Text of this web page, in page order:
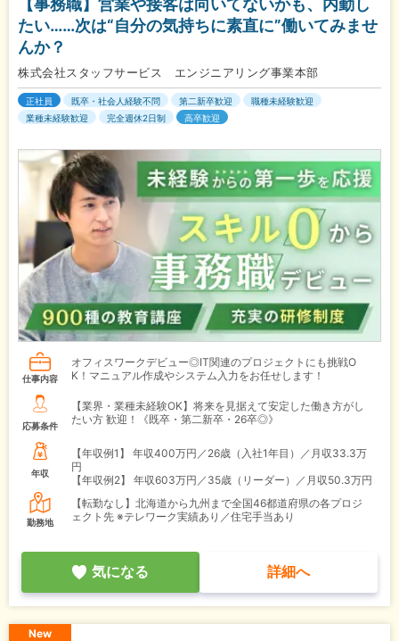
たい……次は“自分の気持ちに素直に”働いてみませ
んか？
株式会社スタッフサービス エンジニアリング事業本部
正社員 既卒・社会人経験不問 第二新卒歓迎
職種未経験歓迎
業種未経験歓迎
完全週休2日制 高卒歓迎
仕事内容
オフィスワークデビュー◎IT関連のプロジェクトにも挑戦O
K！マニュアル作成やシステム入力をお任せします！
応募条件
【業界・業種未経験OK】将来を見据えて安定した働き方がし
たい方 歓迎！《既卒・第二新卒・26卒◎》
年収
【年収例1】
年収400万円／26歳（入社1年目）／月収33.3万
円
【年収例2】
年収603万円／35歳（リーダー）／月収50.3万円
勤務地
【転勤なし】北海道から九州まで全国46都道府県の各プロジ
ェクト先 ※テレワーク実績あり／住宅手当あり
気になる 詳細へ
New